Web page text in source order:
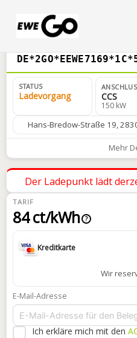
STATUS
Ladevorgang CCS
150 kW
Hans-Bredow-Straße 19,
Mehr
Der Ladepunkt lädt
TARIF
84 ct/kWh ?
Kreditkarte
Wir
E-Mail-Adresse
Ich erkläre mich mit den